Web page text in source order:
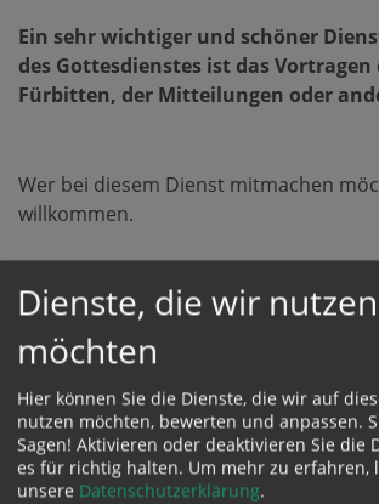
Ein sehr wichtiger und schöner
des Gottesdienstes ist das Vortragen
Fürbitten, der Mitteilungen oder
Wer bei diesem Dienst mitmachen
willkommen.
Dienste, die wir nutzen
möchten
Hier können Sie die Dienste, die wir auf
nutzen möchten, bewerten und anpassen.
Sagen! Aktivieren oder deaktivieren Sie die
es für richtig halten. Um mehr zu erfahren,
unsere Datenschutzerklärung.